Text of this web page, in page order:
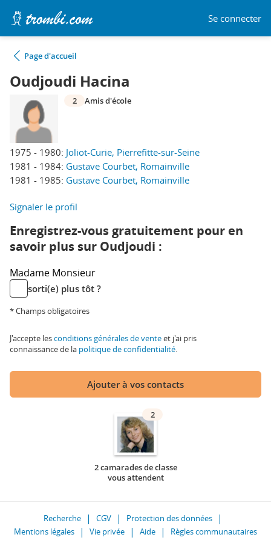
Se connecter
Page d'accueil
Oudjoudi Hacina
1975 - 1980: Joliot-Curie, Pierrefitte-sur-Seine
1981 - 1984: Gustave Courbet, Romainville
1981 - 1985: Gustave Courbet, Romainville
2 Amis d'école
Signaler le profil
Enregistrez-vous gratuitement pour en
savoir plus sur Oudjoudi :
Madame Monsieur
sorti(e) plus tôt ?
* Champs obligatoires
J'accepte lesconditions générales de venteet j'ai pris
connaissance de la politique de confidentialité.
Ajouter à vos contacts
2
2 camarades de classe
vous attendent
Recherche CGV
Protection des données
Mentions légales
Vie privée Aide Règles communautaires